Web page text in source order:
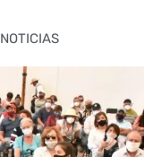
NOTICIAS